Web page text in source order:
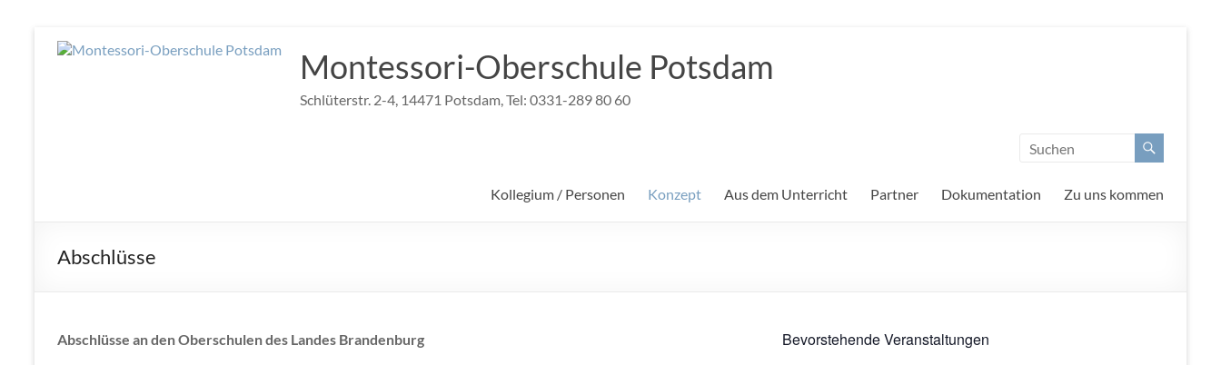
Inhalt
Montessori-Oberschule Potsdam
Schlüterstr. 2-4, 14471 Potsdam, Tel: 0331-289 80 60
Kollegium / Personen Konzept Aus dem Unterricht Partner Dokumentation Zu uns kommen
Abschlüsse
Abschlüsse an den Oberschulen des Landes Brandenburg Bevorstehende Veranstaltungen